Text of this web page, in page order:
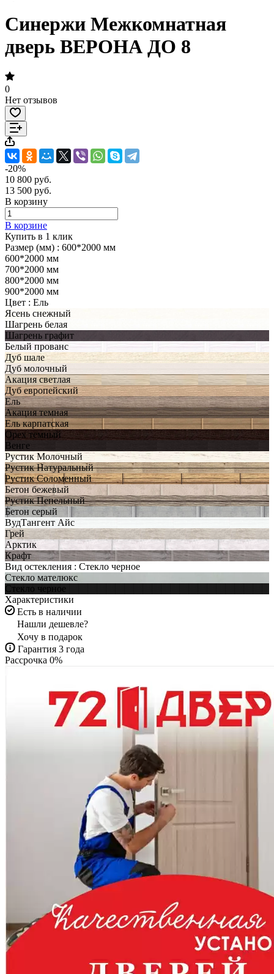
Синержи Межкомнатная
дверь ВЕРОНА ДО 8
0
Нет отзывов
-20%
10 800 руб.
13 500 руб.
В корзину
В корзине
Купить в 1 клик
Размер (мм) : 600*2000 мм
600*2000 мм
700*2000 мм
800*2000 мм
900*2000 мм
Цвет : Ель
Ясень снежный
Шагрень белая
Шагрень графит
Белый прованс
Дуб шале
Дуб молочный
Акация светлая
Дуб европейский
Ель
Акация темная
Ель карпатская
Орех темный
Венге
Рустик Молочный
Рустик Натуральный
Рустик Соломенный
Бетон бежевый
Рустик Пепельный
Бетон серый
ВудТангент Айс
Грей
Арктик
Крафт
Вид остекления : Стекло черное
Стекло мателюкс
Стекло черное
Характеристики
Есть в наличии
Нашли дешевле?
Хочу в подарок
Гарантия 3 года
Рассрочка 0%